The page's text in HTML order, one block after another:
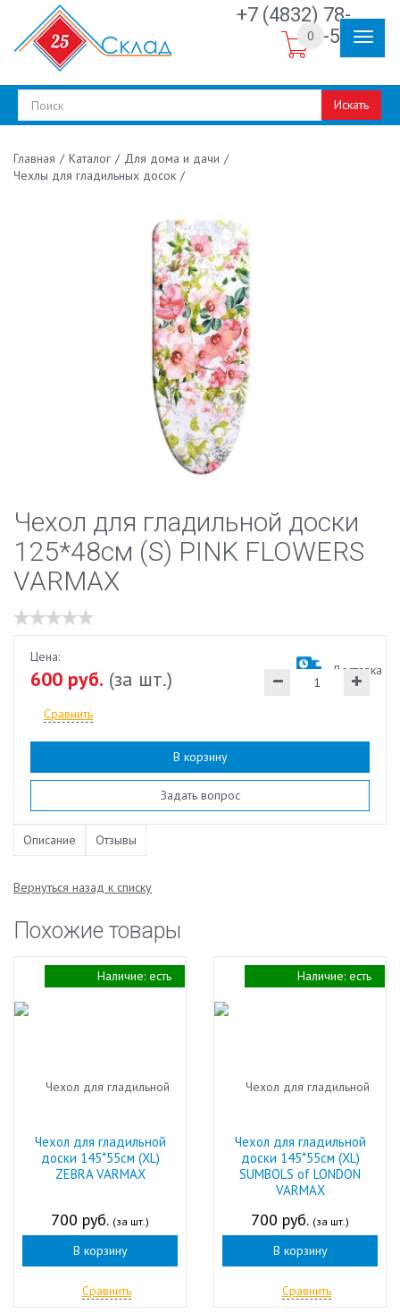
+7 (4832) 78-
30-50
Искать
0
Главная / Каталог / Для дома и дачи /
Чехлы для гладильных досок /
Чехол для гладильной доски
125*48см (S) PINK FLOWERS
VARMAX
Доставка
Цена:
600 руб. (за шт.)
Сравнить
В корзину
Задать вопрос
Описание Отзывы
Вернуться назад к списку
Похожие товары
Чехол для гладильной
доски 145*55см (XL)
ZEBRA VARMAX
700 руб. (за шт.)
В корзину
Сравнить
Наличие: есть
Чехол для гладильной
доски 145*55см (XL)
SUMBOLS of LONDON
VARMAX
700 руб. (за шт.)
В корзину
Сравнить
Наличие: есть